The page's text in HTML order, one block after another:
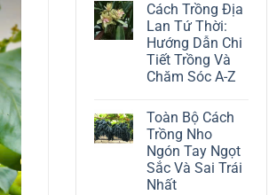
bình
luận
ở
Cách
Trồng
Cây
Đô
Kỹ
Thuật
Chăm
Sóc
Lá
Bạc
Tinh
Cách Trồng Địa
Lan Tứ Thời:
Hướng Dẫn Chi
Tiết Trồng Và
Chăm Sóc A-Z
bình
luận
Cách
Trồng
Địa
Lan
Toàn Bộ Cách
Trồng Nho
Ngón Tay Ngọt
Sắc Và Sai Trái
Nhất